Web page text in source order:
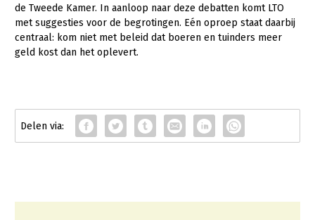
de Tweede Kamer. In aanloop naar deze debatten komt LTO
met suggesties voor de begrotingen. Eén oproep staat daarbij
centraal: kom niet met beleid dat boeren en tuinders meer
geld kost dan het oplevert.